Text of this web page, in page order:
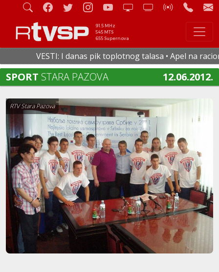
91.5 MHz
545 MTS
655 Supernova
VESTI: I danas pik toplotnog talasa • Apel na
SPORT STARA PAZOVA 12.06.2012.
RTV Stara Pazova